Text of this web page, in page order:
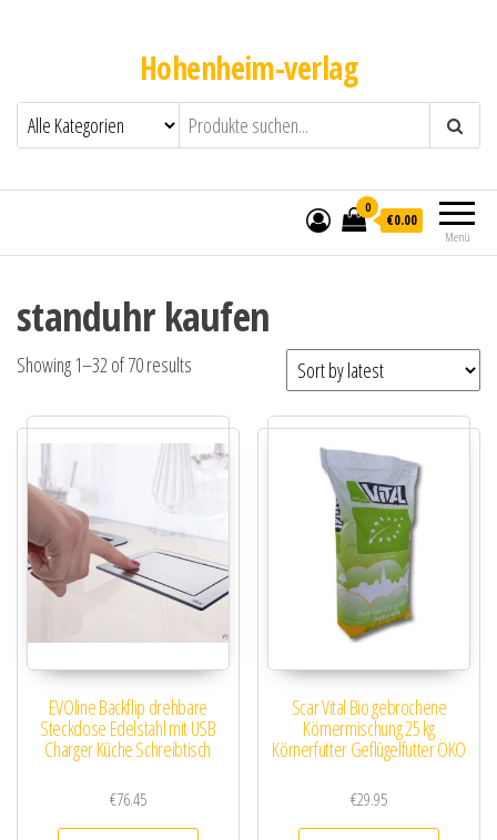
Hohenheim-verlag
Menü
0
€0.00
standuhr kaufen
Showing 1–32 of 70 results
EVOline Backflip drehbare
Steckdose Edelstahl mit USB
Charger Küche Schreibtisch
€76.45
Scar Vital Bio gebrochene
Körnermischung 25 kg
Körnerfutter Geflügelfutter ÖKO
€29.95